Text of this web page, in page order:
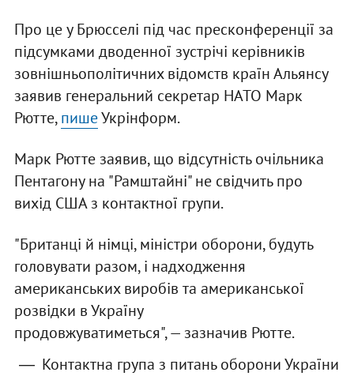
Про це у Брюсселі під час пресконференції за
підсумками дводенної зустрічі керівників
зовнішньополітичних відомств країн Альянсу
заявив генеральний секретар НАТО Марк
Рютте,пишеУкрінформ.
Марк Рютте заявив, що відсутність очільника
Пентагону на "Рамштайні" не свідчить про
вихід США з контактної групи.
"Британці й німці, міністри оборони, будуть
головувати разом, і надходження
американських виробів та американської
розвідки в Україну
продовжуватиметься", — зазначив Рютте.
Контактна група з питань оборони України